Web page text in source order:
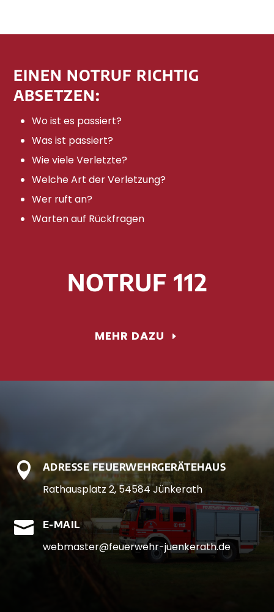
EINEN NOTRUF RICHTIG
ABSETZEN:
Wo ist es passiert?
Was ist passiert?
Wie viele Verletzte?
Welche Art der Verletzung?
Wer ruft an?
Warten auf Rückfragen
NOTRUF 112
MEHR DAZU
 ADRESSE FEUERWEHRGERÄTEHAUS
Rathausplatz 2, 54584 Jünkerath
 E-MAIL
webmaster@feuerwehr-juenkerath.de